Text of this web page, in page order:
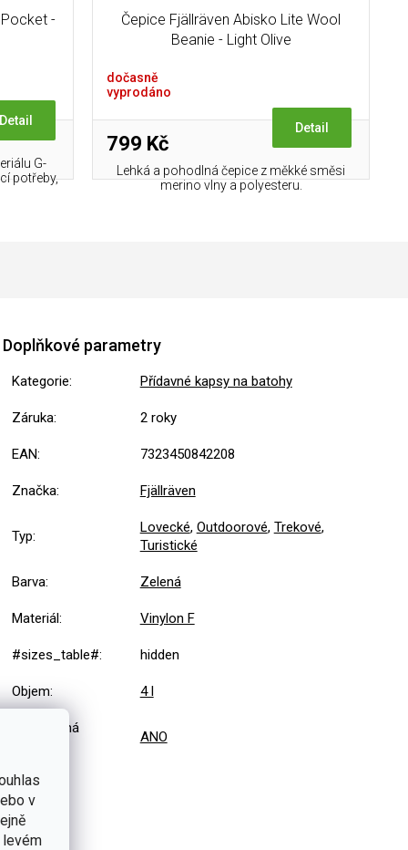
v
levém
Pocket -
Detail
G-
potřeby,
Čepice Fjällräven Abisko Lite Wool
Beanie - Light Olive
dočasně
vyprodáno
799 Kč
Detail
Lehká a pohodlná čepice z měkké směsi
merino vlny a polyesteru.
Doplňkové parametry
Kategorie: Přídavné kapsy na batohy
Záruka: 2 roky
EAN: 7323450842208
Značka: Fjällräven
Typ:
Lovecké, Outdoorové, Trekové,
Turistické
Barva: Zelená
Materiál: Vinylon F
#sizes_table#: hidden
Objem: 4 l
Voskovaná
ANO